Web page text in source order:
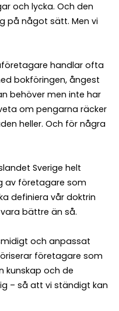
och lycka. Och den
på något sätt. Men vi
handlar ofta
bokföringen, ångest
behöver men inte har
om pengarna räcker
heller. Och för några
Sverige helt
av företagare som
definiera vår doktrin
bättre än så.
och anpassat
företagare som
kunskap och de
– så att vi ständigt kan